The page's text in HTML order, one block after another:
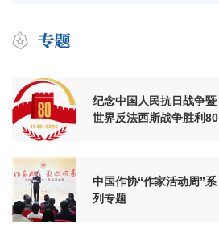
纪念中国人民抗日战争暨
世界反法西斯战争胜利80
中国作协“作家活动周”系
列专题